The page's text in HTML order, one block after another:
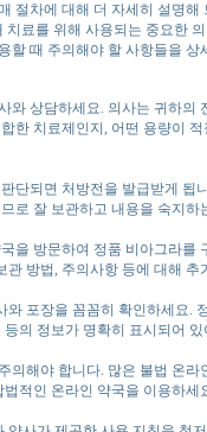
절차에 대해 더 자세히 설명해
료를 위해 사용되는 중요한
할 때 주의해야 할 사항들을 상
와 상담하세요. 의사는 귀하
한 치료제인지, 어떤 용량이
단되면 처방전을 발급받게
로 잘 보관하고 내용을 숙지하
을 방문하여 정품 비아그라
방법, 주의사항 등에 대해
포장을 꼼꼼히 확인하세요
의 정보가 명확히 표시되어
의해야 합니다. 많은 불법 온
적인 온라인 약국을 이용하